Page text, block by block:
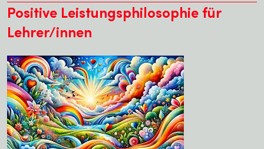
Positive Leistungsphilosophie für
Lehrer/innen